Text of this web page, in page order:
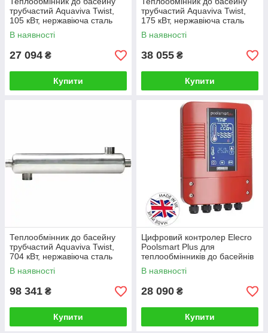
трубчастий Aquaviva Twist,
105 кВт, нержавіюча сталь
316L
В наявності
27 094 ₴
Купити
трубчастий Aquaviva Twist,
175 кВт, нержавіюча сталь
316L
В наявності
38 055 ₴
Купити
Теплообмінник до басейну
трубчастий Aquaviva Twist,
704 кВт, нержавіюча сталь
316L
В наявності
98 341 ₴
Купити
Цифровий контролер Elecro
Poolsmart Plus для
теплообмінників до басейнів
G2/SST
В наявності
28 090 ₴
Купити